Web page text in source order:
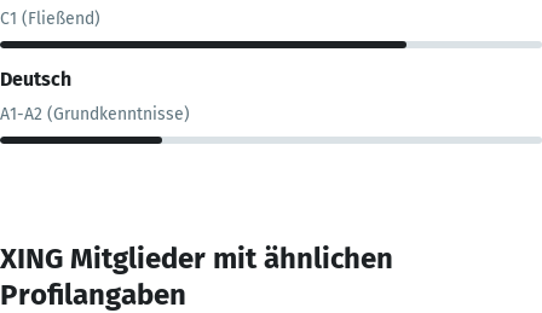
C1 (Fließend)
Deutsch
A1-A2 (Grundkenntnisse)
XING Mitglieder mit ähnlichen
Profilangaben